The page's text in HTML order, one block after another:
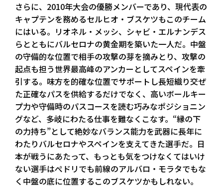
さらに、2010年大会の優勝メンバーであり、現代表の
キャプテンを務めるセルヒオ・ブスケツもこのチーム
にはいる。リオネル・メッシ、シャビ・エルナンデス
らとともにバルセロナの黄金期を築いた一人だ。中盤
の守備的な位置で相手の攻撃の芽を摘みとり、攻撃の
起点も担う世界最高峰のアンカーとしてスペインを牽
引する。味方を的確な位置でサポートし長短織り交ぜ
た正確なパスを供給するだけでなく、高いボールキー
プ力や守備時のパスコースを読む巧みなポジショニン
グなど、多岐にわたる仕事を難なくこなす。“縁の下
の力持ち”として絶妙なバランス能力を武器に長年に
わたりバルセロナやスペインを支えてきた選手だ。日
本が戦うにあたって、もっとも気をつけなくてはいけ
ない選手はぺドリでも前線のアルバロ・モラタでもな
く中盤の底に位置するこのブスケツかもしれない。